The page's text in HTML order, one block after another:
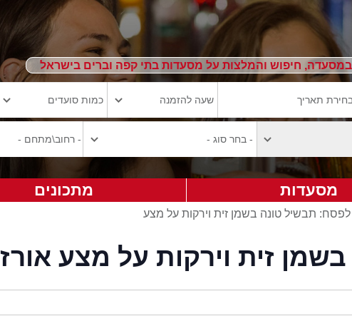
חיפוש והמלצות על מסעדות בתי קפה וברים בישראל
מסעדות מתכונים
לפסח: תבשיל טונה בשמן זית וירקות על מצע
זית וירקות על מצע אורז